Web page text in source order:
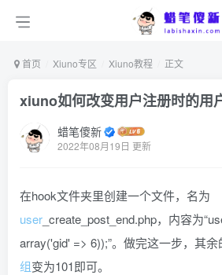
首页 Xiuno专区 Xiuno教程 正文
xiuno如何改变用户注册时的用
蜡笔傻新
2022年08月19日 更新
在hook文件夹里创建一个文件，名为
user _create_post_end.php，内容为
array('gid' => 6));”。做完这一步，其
组变为101即可。